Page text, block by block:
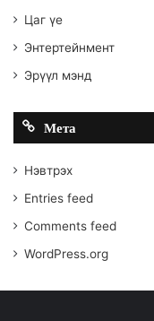
Цаг үе
Энтертейнмент
Эрүүл мэнд
Мета
Нэвтрэх
Entries feed
Comments feed
WordPress.org